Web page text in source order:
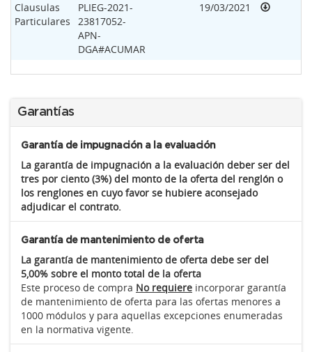
Clausulas
Particulares
PLIEG-2021-
23817052-
APN-
DGA#ACUMAR
19/03/2021
Garantías
Garantía de impugnación a la evaluación
La garantía de impugnación a la evaluación deber ser del
tres por ciento (3%) del monto de la oferta del renglón o
los renglones en cuyo favor se hubiere aconsejado
adjudicar el contrato.
Garantía de mantenimiento de oferta
La garantía de mantenimiento de oferta debe ser del
5,00% sobre el monto total de la oferta
Este proceso de compra No requiere incorporar garantía
de mantenimiento de oferta para las ofertas menores a
1000 módulos y para aquellas excepciones enumeradas
en la normativa vigente.